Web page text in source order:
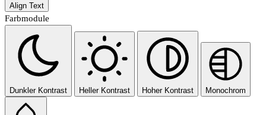
Align Text
Farbmodule
Dunkler Kontrast Heller Kontrast Hoher Kontrast Monochrom